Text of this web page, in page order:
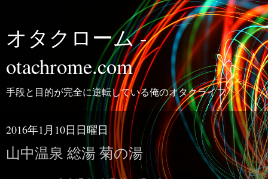
オタクローム -
otachrome.com
手段と目的が完全に逆転している俺のオタクライフ
2016年1月10日日曜日
山中温泉 総湯 菊の湯